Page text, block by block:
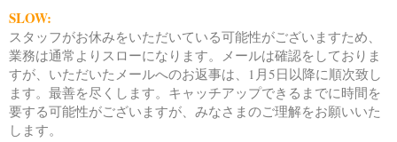
SLOW:
スタッフがお休みをいただいている可能性がございますため、
業務は通常よりスローになります。メールは確認をしておりま
すが、いただいたメールへのお返事は、1月5日以降に順次致し
ます。最善を尽くします。キャッチアップできるまでに時間を
要する可能性がございますが、みなさまのご理解をお願いいた
します。